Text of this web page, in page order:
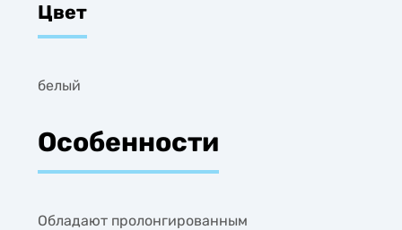
Цвет
белый
Особенности
Обладают пролонгированным